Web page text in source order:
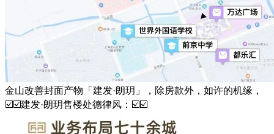
金山改善封面产物「建发·朗玥」，除房款外，如许的机缘，
☑️☑️建发·朗玥售楼处德律风：☑️☑️